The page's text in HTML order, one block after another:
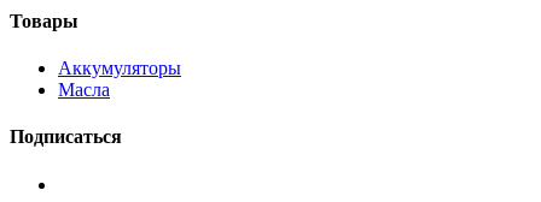
Товары
Аккумуляторы
Масла
Подписаться